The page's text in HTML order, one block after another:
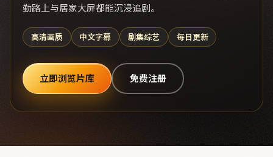
勤路上与居家大屏都能沉浸追剧。
高清画质 中文字幕 剧集综艺 每日更新
立即浏览片库 免费注册